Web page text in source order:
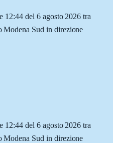
del 6 agosto 2026 tra
Sud in direzione
del 6 agosto 2026 tra
Sud in direzione